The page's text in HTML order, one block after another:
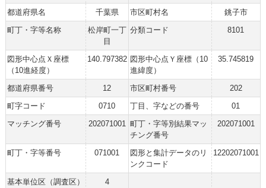
都道府県名 千葉県 市区町村名
銚子市
町丁・字等名称
松岸町一丁
目
分類コード 8101
図形中心点Ｘ座標
（10進経度）
140.797382 図形中心点Ｙ座標（10
進緯度）
35.745819
都道府県番号 12 市区町村番号
202
町字コード
0710 丁目、字などの番号
01
マッチング番号
202071001 町丁・字等別結果マッ
チング番号
202071001
町丁・字等番号 071001
図形と集計データのリ
ンクコード
12202071001
基本単位区（調査区）
4